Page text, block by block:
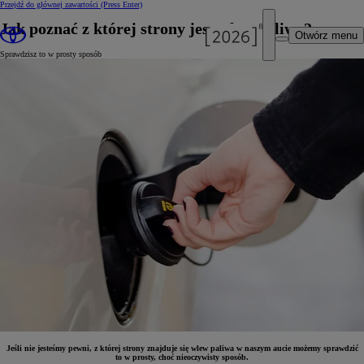
Przejdź do głównej zawartości (Press Enter)
Otwórz menu
Jak poznać z której strony jest wlew paliwa?
Sprawdzisz to w prosty sposób
Jeśli nie jesteśmy pewni, z której strony znajduje się wlew paliwa w naszym aucie możemy sprawdzić
to w prosty, choć nieoczywisty sposób.